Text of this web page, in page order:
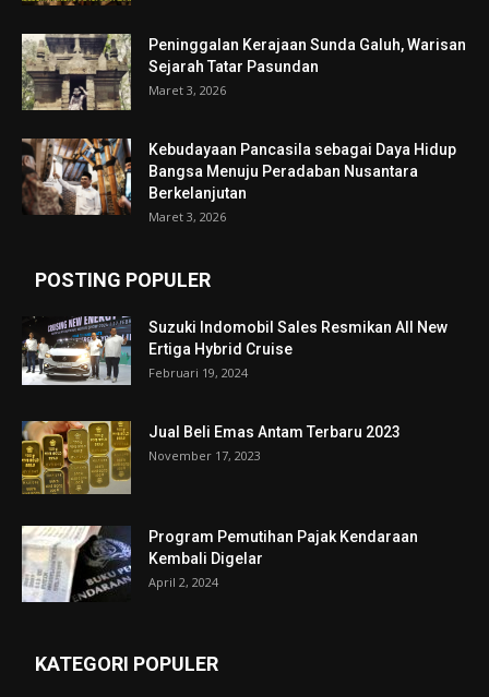
Peninggalan Kerajaan Sunda Galuh, Warisan
Sejarah Tatar Pasundan
Maret 3, 2026
Kebudayaan Pancasila sebagai Daya Hidup
Bangsa Menuju Peradaban Nusantara
Berkelanjutan
Maret 3, 2026
POSTING POPULER
Suzuki Indomobil Sales Resmikan All New
Ertiga Hybrid Cruise
Februari 19, 2024
Jual Beli Emas Antam Terbaru 2023
November 17, 2023
Program Pemutihan Pajak Kendaraan
Kembali Digelar
April 2, 2024
KATEGORI POPULER